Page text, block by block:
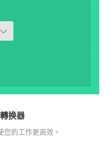
换器
您的工作更高效。